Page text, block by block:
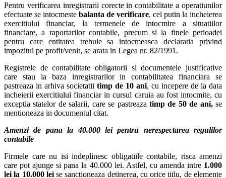
Pentru verificarea inregistrarii corecte in contabilitate a operatiunilor
efectuate se intocmeste balanta de verificare, cel putin la incheierea
exercitiului financiar, la termenele de intocmire a situatiilor
financiare, a raportarilor contabile, precum si la finele perioadei
pentru care entitatea trebuie sa intocmeasca declaratia privind
impozitul pe profit/venit, se arata in Legea nr. 82/1991.
Registrele de contabilitate obligatorii si documentele justificative
care stau la baza inregistrarilor in contabilitatea financiara se
pastreaza in arhiva societatii timp de 10 ani, cu incepere de la data
incheierii exercitiului financiar in cursul caruia au fost intocmite, cu
exceptia statelor de salarii, care se pastreaza timp de 50 de ani,se
mentioneaza in documentul citat.
Amenzi de pana la 40.000 lei pentru nerespectarea regulilor
contabile
Firmele care nu isi indeplinesc obligatiile contabile, risca amenzi
care pot ajunge si pana la 40.000 lei. Astfel, cu amenda intre 1.000
lei la 10.000 leise sanctioneaza detinerea, cu orice titlu, de elemente